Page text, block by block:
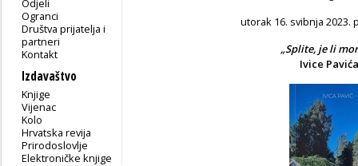
Ogranci
Društva prijatelja i
partneri
Kontakt
Izdavaštvo
Knjige
Vijenac
Kolo
Hrvatska revija
Prirodoslovlje
Elektroničke knjige
utorak 16. svibnja 2023.
„Splite, je li
Ivice